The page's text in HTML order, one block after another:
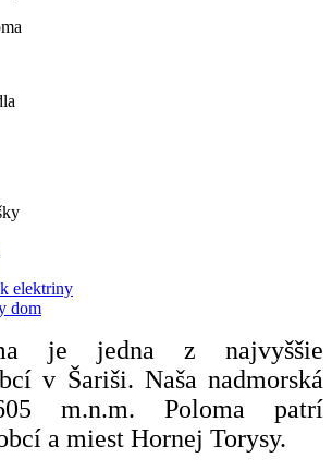
elektriny
dom
je jedna z najvyššie
v Šariši. Naša nadmorská
m.n.m. Poloma patrí
a miest Hornej Torysy.